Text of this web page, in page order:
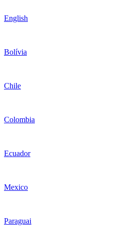
English
Bolívia
Chile
Colombia
Ecuador
Mexico
Paraguai